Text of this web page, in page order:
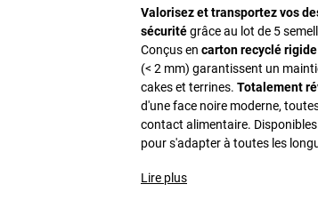
Valorisez et transportez vos
sécuritégrâce au lot de 5
Conçus en carton recyclé
(< 2 mm) garantissent un
cakes et terrines. Totalement
d'une face noire moderne,
contact alimentaire. Disponibles
pour s'adapter à toutes les
Lire plus